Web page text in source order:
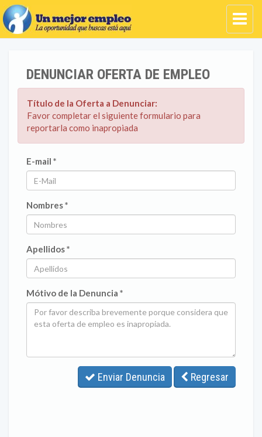
DENUNCIAR OFERTA DE EMPLEO
Título de la Oferta a Denunciar:
Favor completar el siguiente formulario para
reportarla como inapropiada
E-mail *
Nombres *
Apellidos *
Mótivo de la Denuncia *
Enviar Denuncia Regresar